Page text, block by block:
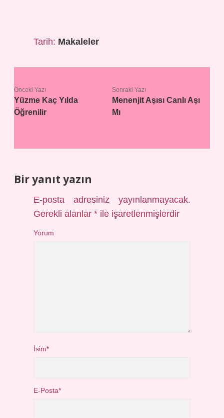
Tarih: Makaleler
Önceki Yazı
Yüzme Kaç Yılda
Öğrenilir
Sonraki Yazı
Menenjit Aşısı Canlı Aşı
Mı
Bir yanıt yazın
E-posta adresiniz yayınlanmayacak.
Gerekli alanlar* ile işaretlenmişlerdir
Yorum
İsim*
E-Posta*